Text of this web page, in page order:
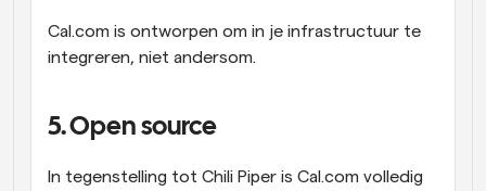
Cal.com is ontworpen om in je infrastructuur te
integreren, niet andersom.
5. Open source
In tegenstelling tot Chili Piper is Cal.com volledig